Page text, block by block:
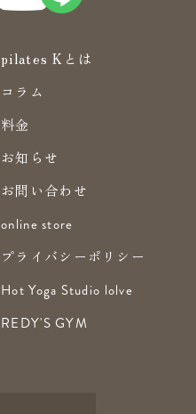
pilates Kとは
コラム
料金
お知らせ
お問い合わせ
online store
プライバシーポリシー
Hot Yoga Studio lolve
REDY'S GYM